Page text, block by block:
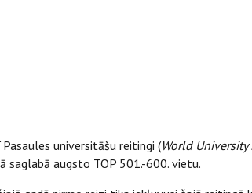
Pasaules universitāšu reitingi (World
augsto TOP 501.-600. vietu.